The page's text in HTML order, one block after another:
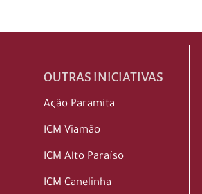
OUTRAS INICIATIVAS
Ação Paramita
ICM Viamão
ICM Alto Paraíso
ICM Canelinha